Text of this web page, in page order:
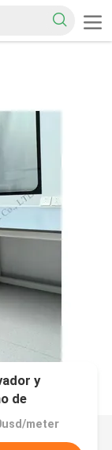
y
de
meter